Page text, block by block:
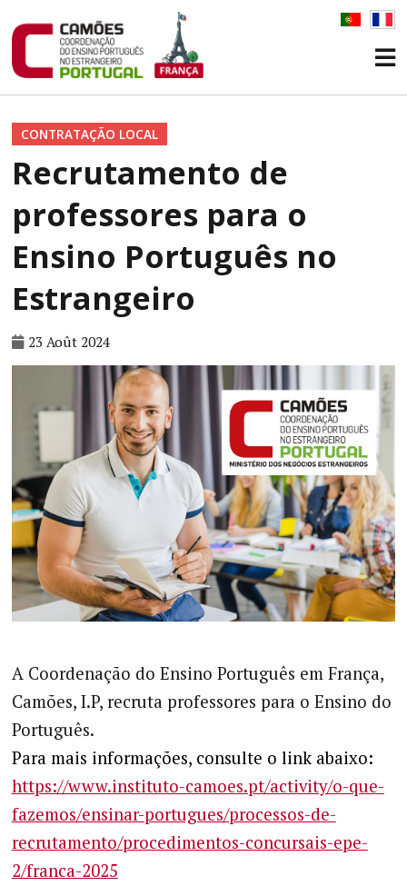
CONTRATAÇÃO LOCAL
Recrutamento de
professores para o
Ensino Português no
Estrangeiro
23 Août 2024
A Coordenação do Ensino Português em França,
Camões, I.P, recruta professores para o Ensino do
Português.
Para mais informações, consulte o link abaixo:
https://www.instituto-camoes.pt/activity/o-que-
fazemos/ensinar-portugues/processos-de-
recrutamento/procedimentos-concursais-epe-
2/franca-2025